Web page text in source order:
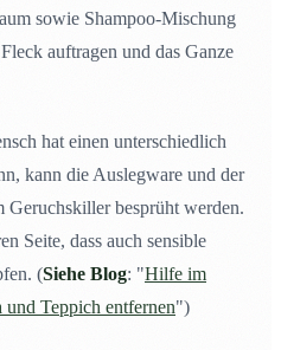
sowie Shampoo-Mischung
auftragen und das Ganze
hat einen unterschiedlich
kann die Auslegware und der
Geruchskiller besprüht werden.
Seite, dass auch sensible
(Siehe Blog: "Hilfe im
Teppich entfernen")